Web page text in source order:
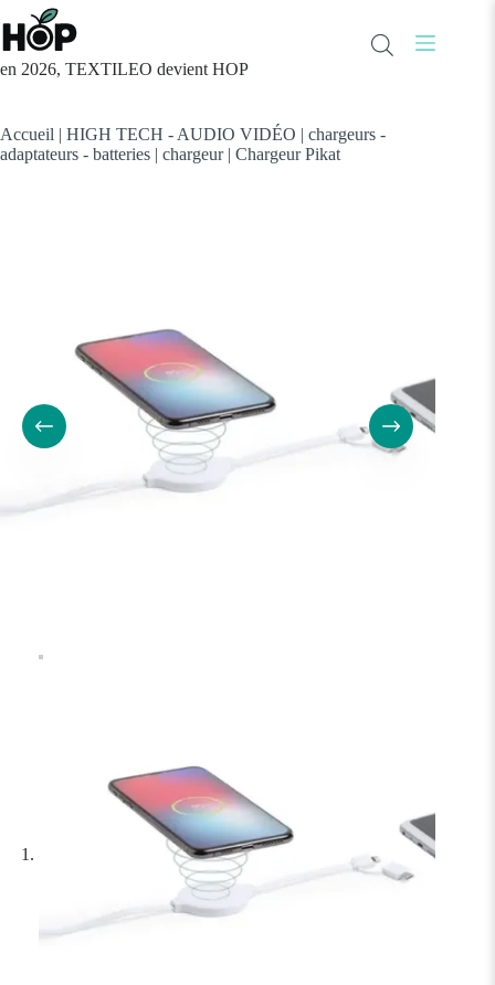
Passer
au
contenu
en 2026, TEXTILEO devient HOP
Accueil | HIGH TECH - AUDIO VIDÉO | chargeurs -
adaptateurs - batteries | chargeur| Chargeur Pikat